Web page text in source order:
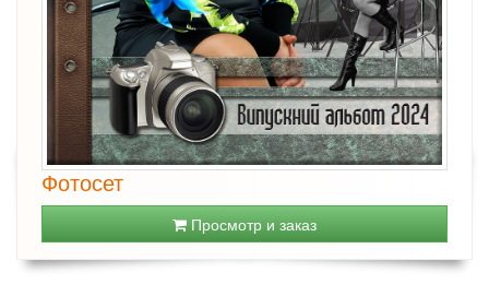
Фотосет
Просмотр и заказ